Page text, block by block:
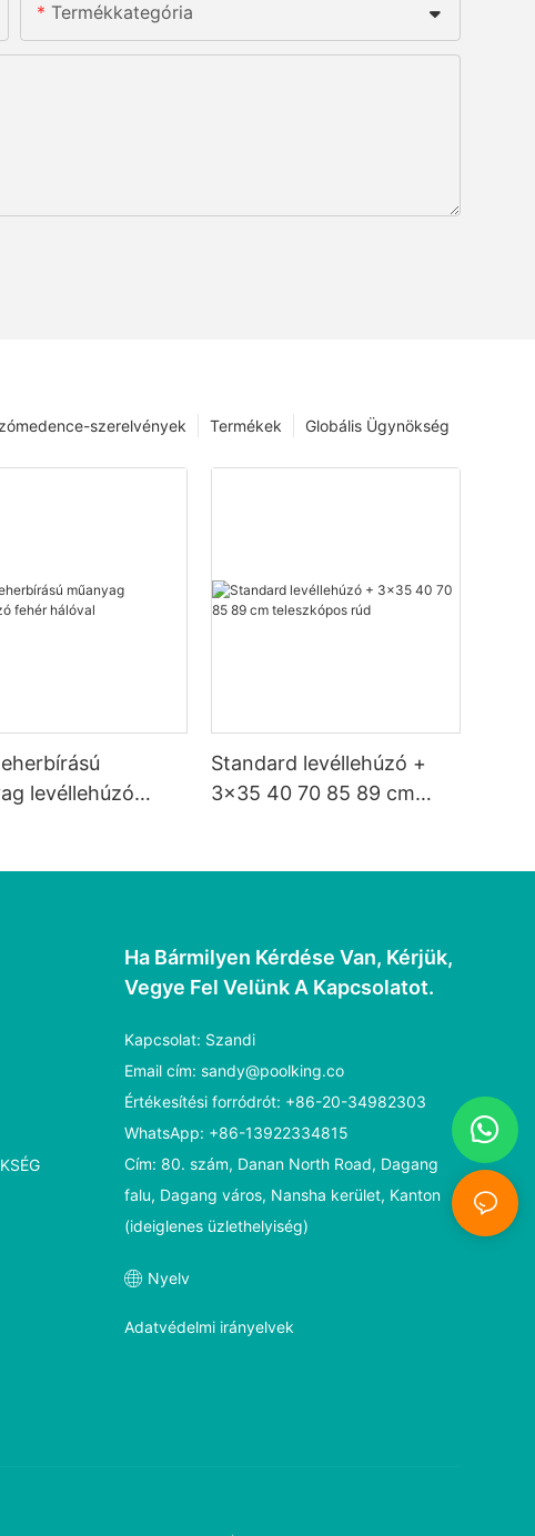
Termékkategória
Globális Ügynökség
Termékek
szerelvények
levéllehúzó
Standard levéllehúzó +
3x35 40 70 85 89 cm
Ha Bármilyen Kérdése Van, Kérjük,
Vegye Fel Velünk A Kapcsolatot.
Kapcsolat: Szandi
Email cím:sandy@poolking.co
Értékesítési forródrót: +86-20-34982303
WhatsApp: +86-13922334815
Cím: 80. szám, Danan North Road, Dagang
falu, Dagang város, Nansha kerület, Kanton
(ideiglenes üzlethelyiség)
Nyelv
Adatvédelmi irányelvek